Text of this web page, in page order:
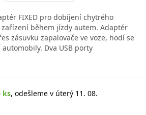
FIXED pro dobíjení chytrého
během jízdy autem. Adaptér
zásuvku zapalovače ve voze, hodí se
Dva USB porty
ks, odešleme v úterý 11. 08.